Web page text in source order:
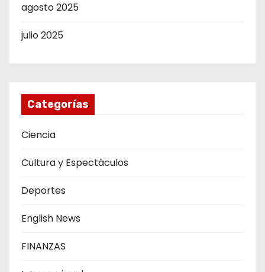
agosto 2025
julio 2025
Categorías
Ciencia
Cultura y Espectáculos
Deportes
English News
FINANZAS